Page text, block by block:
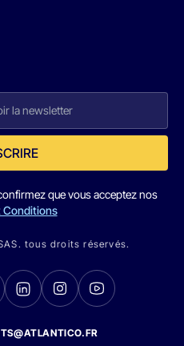
que vous acceptez nos
Conditions
tous droits réservés.